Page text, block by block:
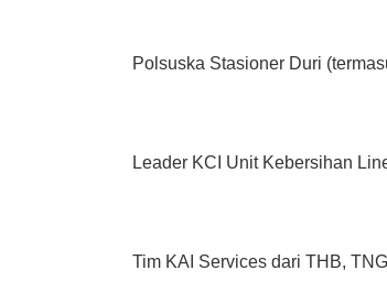
Polsuska Stasioner Duri
Leader KCI Unit Kebersihan
Tim KAI Services dari THB,